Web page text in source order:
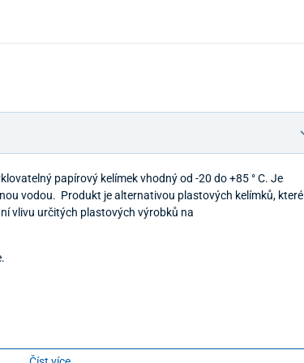
papírový kelímek vhodný od -20 do +85 ° C. Je
vodou. Produkt je alternativou plastových kelímků, které
vlivu určitých plastových výrobků na